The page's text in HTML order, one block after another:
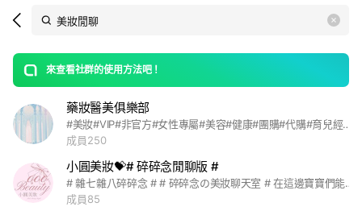
Search
OpenChats
messages
search
area
來查看社群的使用方法吧！
open
藥妝醫美俱樂部
#美妝#VIP#非官方#女性專屬#美容#健康#團購#代購#育兒經驗#產前#產後#肌膚護理#日常分享#閱讀#經典語錄#南彰化#二林#ETF#旅遊#親子活動#優惠#閒聊#流行#寵物#美食#美容師#體脂肪#過敏#熟齡肌膚#痘痘肌#暗沉#凍齡#自律
成員250
小圓美妝💝# 碎碎念閒聊版 #
# 雜七雜八碎碎念 # # 碎碎念の美妝聊天室 # 在這邊寶寶們能問所有關於 @美妝 ·護膚 · 如何使用❓的所有問題喔💬💬 闆娘一看見訊息✉️就會立刻回覆您們💝💝
成員85